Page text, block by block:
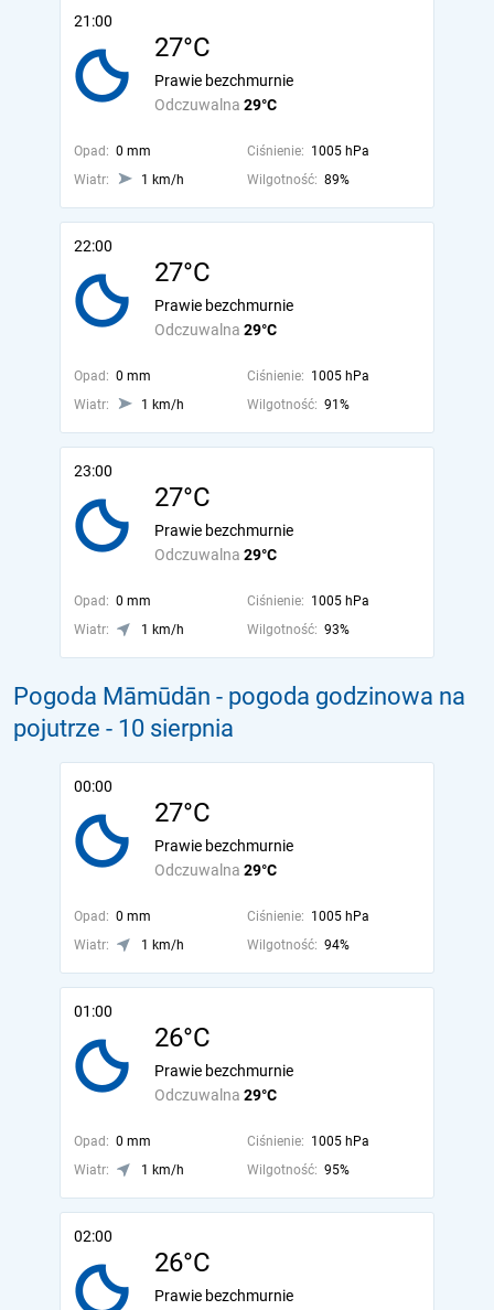
21:00
27°C
Odczuwalna 29°C
Prawie bezchmurnie
Opad: 0 mm Ciśnienie: 1005 hPa
Wiatr:
1 km/h Wilgotność: 89%
22:00
27°C
Odczuwalna 29°C
Prawie bezchmurnie
Opad: 0 mm Ciśnienie: 1005 hPa
Wiatr:
1 km/h Wilgotność: 91%
23:00
27°C
Odczuwalna 29°C
Prawie bezchmurnie
Opad: 0 mm Ciśnienie: 1005 hPa
Wiatr:
1 km/h Wilgotność: 93%
Pogoda Māmūdān - pogoda godzinowa na
pojutrze - 10 sierpnia
00:00
27°C
Odczuwalna 29°C
Prawie bezchmurnie
Opad: 0 mm Ciśnienie: 1005 hPa
Wiatr:
1 km/h Wilgotność: 94%
01:00
26°C
Odczuwalna 29°C
Prawie bezchmurnie
Opad: 0 mm Ciśnienie: 1005 hPa
Wiatr:
1 km/h Wilgotność: 95%
02:00
26°C
Prawie bezchmurnie